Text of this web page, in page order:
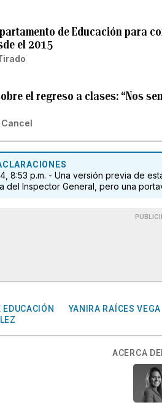
de Educación para
el 2015
el regreso a clases: “Nos
8:53 p.m. - Una versión previa de
del Inspector General, pero una
EDUCACIÓN YANIRA RAÍCES VEGA
ACERCA